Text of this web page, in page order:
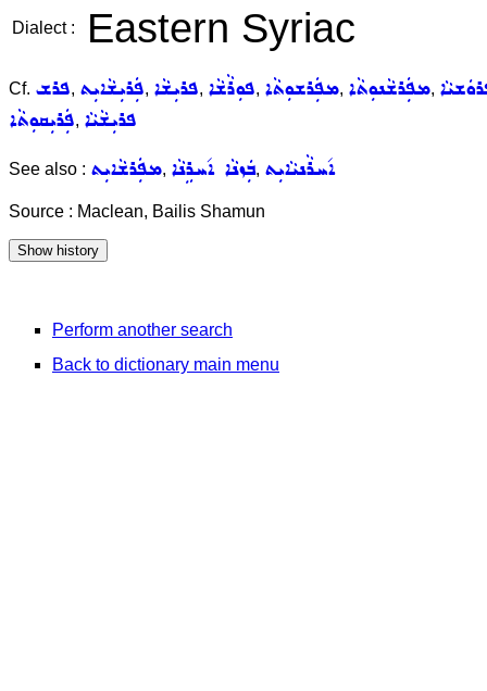
Dialect : Eastern Syriac
Cf. ܦܪܫ, ܦܲܪܝܼܫܵܐܝܼܬ, ܦܪܝܼܫܵܐ, ܦܘܼܪܵܫܵܐ, ܡܦܲܪܫܘܼܬܵܐ, ܡܦܲܪܫܵܢܘܼܬܵܐ,
ܦܲܪܝܼܩܘܼܬܵܐ, ܦܪܝܼܫܵܝܵܐ
See also : ܡܦܲܪܫܵܐܝܼܬ, ܒܲܙܢܵܐ ܐ݇ܚܪܹܢܵܐ, ܐ݇ܚܪܵܢܝܵܐܝܼܬ
Source : Maclean, Bailis Shamun
Perform another search
Back to dictionary main menu